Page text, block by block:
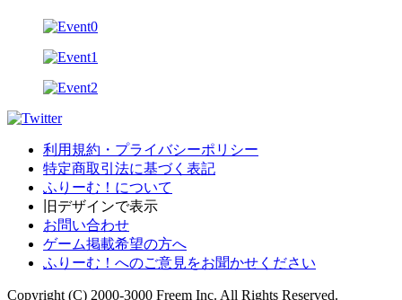
利用規約・プライバシーポリシー
特定商取引法に基づく表記
ふりーむ！について
旧デザインで表示
お問い合わせ
ゲーム掲載希望の方へ
ふりーむ！へのご意見をお聞かせください
Copyright (C) 2000-3000 Freem Inc. All Rights Reserved.